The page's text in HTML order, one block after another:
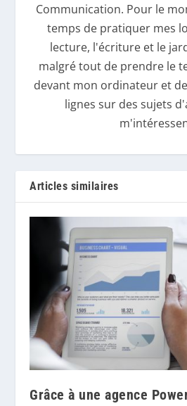
Communication. Pour le
temps de pratiquer mes
lecture, l'écriture et le
malgré tout de prendre le
devant mon ordinateur et
lignes sur des sujets
Articles similaires
Grâce à une agence